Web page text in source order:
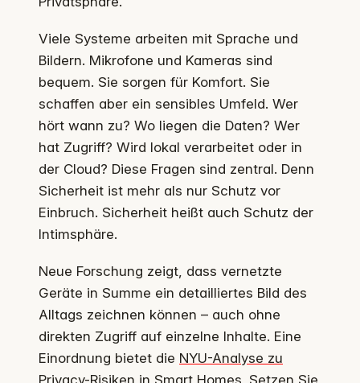
Viele Systeme arbeiten mit Sprache und
Bildern. Mikrofone und Kameras sind
bequem. Sie sorgen für Komfort. Sie
schaffen aber ein sensibles Umfeld. Wer
hört wann zu? Wo liegen die Daten? Wer
hat Zugriff? Wird lokal verarbeitet oder in
der Cloud? Diese Fragen sind zentral. Denn
Sicherheit ist mehr als nur Schutz vor
Einbruch. Sicherheit heißt auch Schutz der
Intimsphäre.
Neue Forschung zeigt, dass vernetzte
Geräte in Summe ein detailliertes Bild des
Alltags zeichnen können – auch ohne
direkten Zugriff auf einzelne Inhalte. Eine
Einordnung bietet die NYU-Analyse zu